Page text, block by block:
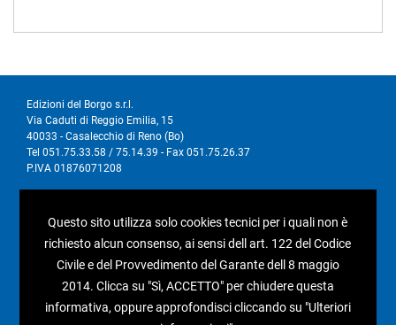
Edizioni del Borgo s.r.l.
Via Caduti di Reggio Emilia, 15
40033 - Casalecchio di Reno (Bo)
Tel 051.75.33.58 / 75.14.39 - Fax 051.75.26.37
P.IVA 01876071208
I nostri social
Condizioni generali di vendita
Questo sito utilizza solo cookies tecnici per i quali non è
richiesto alcun consenso, ai sensi dell art. 122 del Codice
Civile e del Provvedimento del Garante dell 8 maggio
2014. Clicca su "Sì, ACCETTO" per chiudere questa
informativa, oppure approfondisci cliccando su "Ulteriori